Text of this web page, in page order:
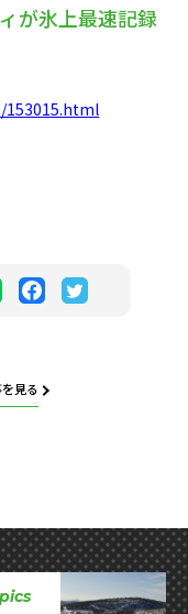
が氷上最速記録
見る